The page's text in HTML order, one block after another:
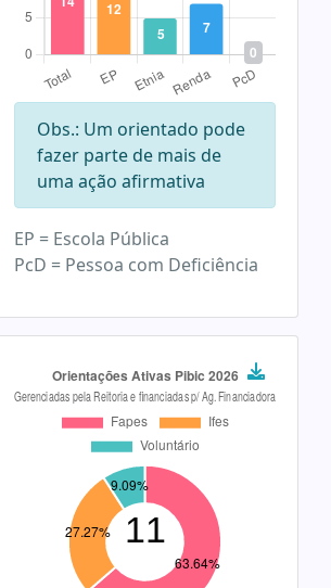
Obs.: Um orientado pode
fazer parte de mais de
uma ação afirmativa
EP = Escola Pública
PcD = Pessoa com Deficiência